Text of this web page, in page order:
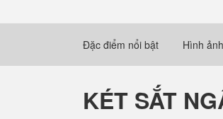
Đặc điểm nổi bật Hình ảnh
KÉT SẮT